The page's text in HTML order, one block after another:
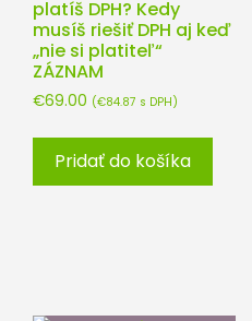
platíš DPH? Kedy
musíš riešiť DPH aj keď
„nie si platiteľ“
ZÁZNAM
€69.00 (€84.87 s DPH)
Pridať do košíka